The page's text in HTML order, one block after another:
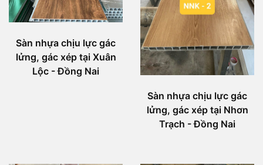
Sàn nhựa chịu lực gác
lửng, gác xép tại Xuân
Lộc - Đồng Nai
Sàn nhựa chịu lực gác
lửng, gác xép tại Nhơn
Trạch - Đồng Nai